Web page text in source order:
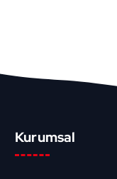
Kurumsal